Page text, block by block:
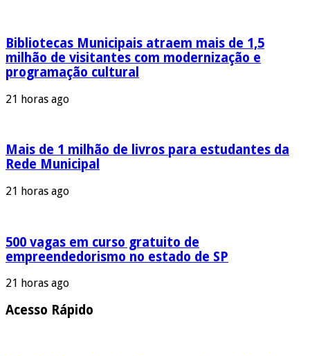
Bibliotecas Municipais atraem mais de 1,5
milhão de visitantes com modernização e
programação cultural
21 horas ago
Mais de 1 milhão de livros para estudantes da
Rede Municipal
21 horas ago
500 vagas em curso gratuito de
empreendedorismo no estado de SP
21 horas ago
Acesso Rápido